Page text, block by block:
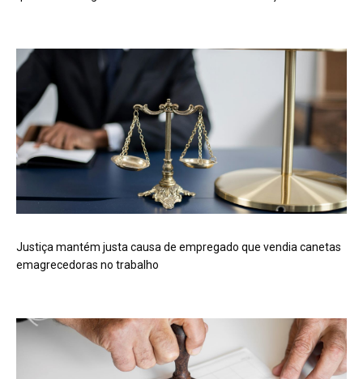
Justiça mantém justa causa de empregado que vendia canetas
emagrecedoras no trabalho